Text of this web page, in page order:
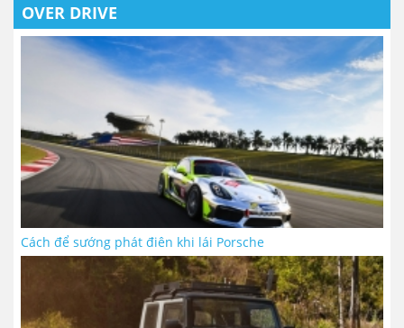
OVER DRIVE
Cách để sướng phát điên khi lái Porsche